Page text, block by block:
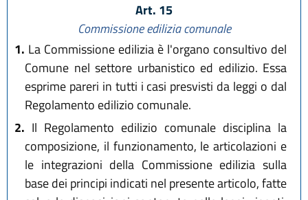
Art. 15
Commissione edilizia comunale
1. La Commissione edilizia è l'organo consultivo del
Comune nel settore urbanistico ed edilizio. Essa
esprime pareri in tutti i casi presvisti da leggi o dal
Regolamento edilizio comunale.
2. Il Regolamento edilizio comunale disciplina la
composizione, il funzionamento, le articolazioni e
le integrazioni della Commissione edilizia sulla
base dei principi indicati nel presente articolo, fatte